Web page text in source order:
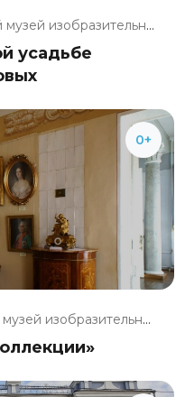
Калужский музей изобразительны...
усадьбе
0+
Калужский музей изобразительны...